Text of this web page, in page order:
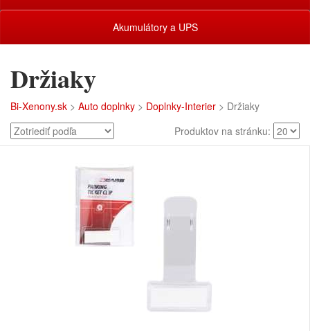
Akumulátory a UPS
Držiaky
Bi-Xenony.sk > Auto doplnky > Doplnky-Interier > Držiaky
Produktov na stránku: